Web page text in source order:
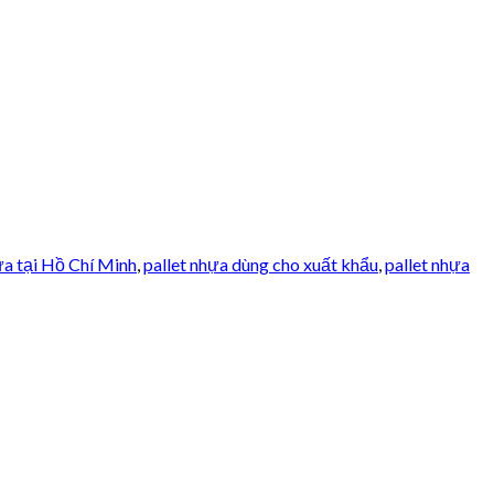
tại Hồ Chí Minh,pallet nhựa dùng cho xuất khẩu,pallet nhựa